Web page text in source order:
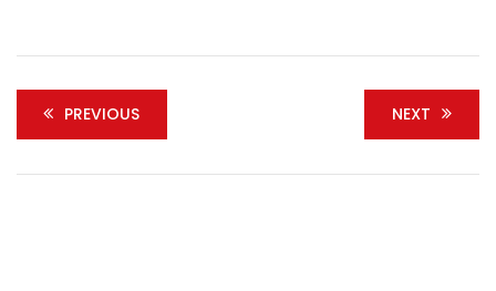
PREVIOUS NEXT